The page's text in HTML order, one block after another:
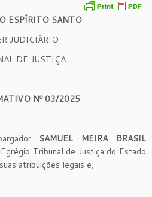
ESPÍRITO SANTO
JUDICIÁRIO
DE JUSTIÇA
Nº 03/2025
SAMUEL MEIRA BRASIL
Tribunal de Justiça do Estado
atribuições legais e,